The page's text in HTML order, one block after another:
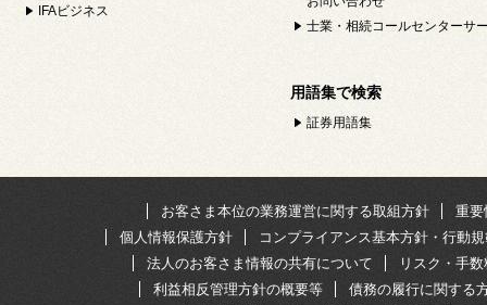
IFAビジネス
士業・相続コールセンターサ
用語集で検索
証券用語集
お客さま本位の業務運営に関する取組方針
重要
個人情報保護方針
コンプライアンス基本方針・行動
法人のお客さま情報の共有について
リスク・手
利益相反管理方針の概要等
債務の履行に関する